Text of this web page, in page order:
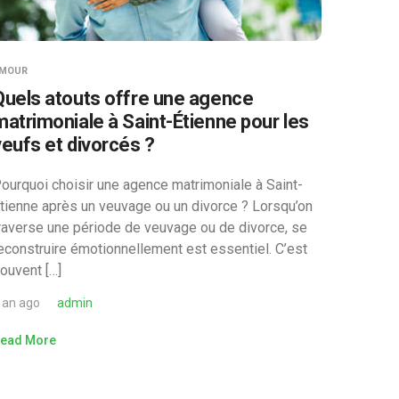
atouts offre une agence
à Saint-Étienne pour les
et divorcés ?
choisir une agence matrimoniale à Saint-
après un veuvage ou un divorce ? Lorsqu’on
une période de veuvage ou de divorce, se
émotionnellement est essentiel. C’est
[…]
an ago admin
More